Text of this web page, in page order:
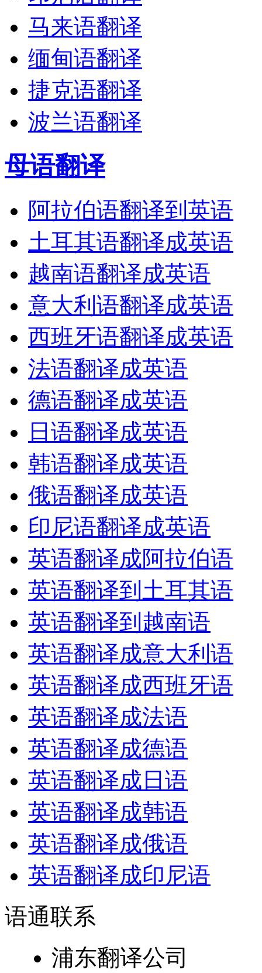
马来语翻译
缅甸语翻译
捷克语翻译
波兰语翻译
母语翻译
阿拉伯语翻译到英语
土耳其语翻译成英语
越南语翻译成英语
意大利语翻译成英语
西班牙语翻译成英语
法语翻译成英语
德语翻译成英语
日语翻译成英语
韩语翻译成英语
俄语翻译成英语
印尼语翻译成英语
英语翻译成阿拉伯语
英语翻译到土耳其语
英语翻译到越南语
英语翻译成意大利语
英语翻译成西班牙语
英语翻译成法语
英语翻译成德语
英语翻译成日语
英语翻译成韩语
英语翻译成俄语
英语翻译成印尼语
语通联系
浦东翻译公司